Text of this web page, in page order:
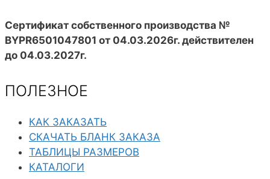
Сертификат собственного производства №
BYPR6501047801 от 04.03.2026г. действителен
до 04.03.2027г.
ПОЛЕЗНОЕ
КАК ЗАКАЗАТЬ
СКАЧАТЬ БЛАНК ЗАКАЗА
ТАБЛИЦЫ РАЗМЕРОВ
КАТАЛОГИ